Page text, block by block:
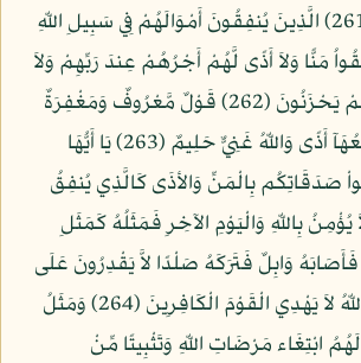
وَاللّهُ وَاسِعٌ عَلِيمٌ (261) الَّذِينَ يُنفِقُونَ أَمْوَالَهُمْ فِي سَبِيلِ اللّهِ
مَنًّا وَلاَ أَذًى لَّهُمْ أَجْرُهُمْ عِندَ رَبِّهِمْ وَلاَ
خَوْفٌ عَلَيْهِمْ وَلاَ هُمْ يَحْزَنُونَ (262) قَوْلٌ مَّعْرُوفٌ وَمَغْفِرَةٌ
خَيْرٌ مِّن صَدَقَةٍ يَتْبَعُهَآ أَذًى وَاللّهُ غَنِيٌّ حَلِيمٌ (263) يَا أَيُّهَا
صَدَقَاتِكُم بِالْمَنِّ وَالأذَى كَالَّذِي يُنفِقُ
يُؤْمِنُ بِاللّهِ وَالْيَوْمِ الآخِرِ فَمَثَلُهُ كَمَثَلِ
وَابِلٌ فَتَرَكَهُ صَلْدًا لاَّ يَقْدِرُونَ عَلَى
شَيْءٍ مِّمَّا كَسَبُواْ وَاللّهُ لاَ يَهْدِي الْقَوْمَ الْكَافِرِينَ (264) وَمَثَلُ
ابْتِغَاء مَرْضَاتِ اللّهِ وَتَثْبِيتًا مِّنْ